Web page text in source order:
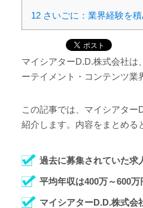
12 さいごに：業界経験を
マイシアターD.D.株式会社は
ーテイメント・コンテンツ業
この記事では、マイシアタ
紹介します。内容をまとめる
過去に募集されていた求
平均年収は400万～600万
マイシアターD.D.株式会